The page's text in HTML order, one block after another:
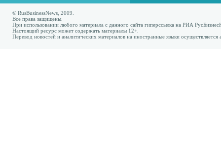
© RusBusinessNews, 2009.
Все права защищены.
При использовании любого материала с данного сайта гиперссылка на РИА
Настоящий ресурс может содержать материалы 12+.
Перевод новостей и аналитических материалов на иностранные языки осуществляется